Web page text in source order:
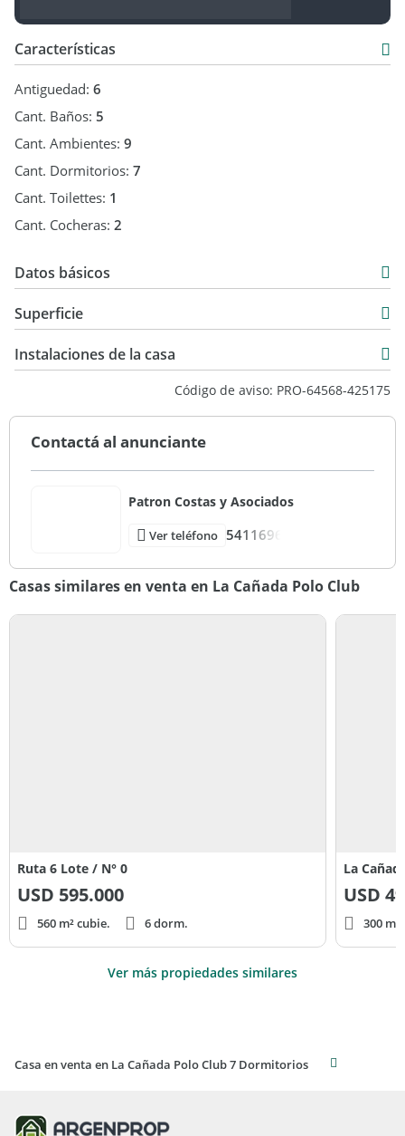
Características
Antiguedad: 6
Cant. Baños: 5
Cant. Ambientes: 9
Cant. Dormitorios: 7
Cant. Toilettes: 1
Cant. Cocheras: 2
Datos básicos
Venta
USD 650.000
Superficie
3.000 m2
Instalaciones de la casa
Código de aviso: PRO-64568-425175
Contactá al anunciante
Patron Costas y Asociados
Ver teléfono 5411696
Casas similares en venta en La Cañada Polo Club
Ruta 6 Lote / N° 0
USD 595.000
560 m² cubie. 6 dorm.
La
USD
300
Ver más propiedades similares
Casa en venta en La Cañada Polo Club 7 Dormitorios